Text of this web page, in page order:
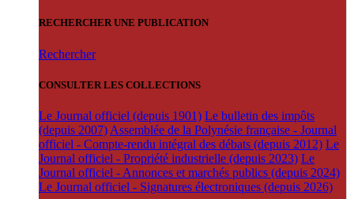
RECHERCHER UNE PUBLICATION
Rechercher
CONSULTER LES COLLECTIONS
Le Journal officiel (depuis 1901) Le bulletin des impôts
(depuis 2007) Assemblée de la Polynésie française - Journal
officiel - Compte-rendu intégral des débats (depuis 2012) Le
Journal officiel - Propriété industrielle (depuis 2023) Le
Journal officiel - Annonces et marchés publics (depuis 2024)
Le Journal officiel - Signatures électroniques (depuis 2026)